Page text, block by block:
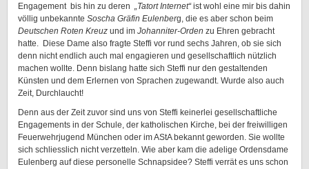
Engagement bis hin zu deren „Tatort Internet“ist wohl eine mir bis dahin
völlig unbekannte Soscha Gräfin Eulenberg, die es aber schon beim
Deutschen Roten Kreuz und im Johanniter-Orden zu Ehren gebracht
hatte. Diese Dame also fragte Steffi vor rund sechs Jahren, ob sie sich
denn nicht endlich auch mal engagieren und gesellschaftlich nützlich
machen wollte. Denn bislang hatte sich Steffi nur den gestaltenden
Künsten und dem Erlernen von Sprachen zugewandt. Wurde also auch
Zeit, Durchlaucht!
Denn aus der Zeit zuvor sind uns von Steffi keinerlei gesellschaftliche
Engagements in der Schule, der katholischen Kirche, bei der freiwilligen
Feuerwehrjugend München oder im AStA bekannt geworden. Sie wollte
sich schliesslich nicht verzetteln. Wie aber kam die adelige Ordensdame
Eulenberg auf diese personelle Schnapsidee? Steffi verrät es uns schon